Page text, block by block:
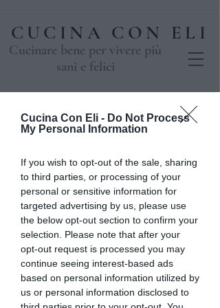
Cucina Con Eli - Do Not Process
My Personal Information
If you wish to opt-out of the sale, sharing
to third parties, or processing of your
personal or sensitive information for
targeted advertising by us, please use
the below opt-out section to confirm your
selection. Please note that after your
opt-out request is processed you may
continue seeing interest-based ads
based on personal information utilized by
us or personal information disclosed to
CUCINA CON ELI
Cucinare bene per vivere più
sani e felici
Biscotti da
regalare, biscotti
per l'ora del te e